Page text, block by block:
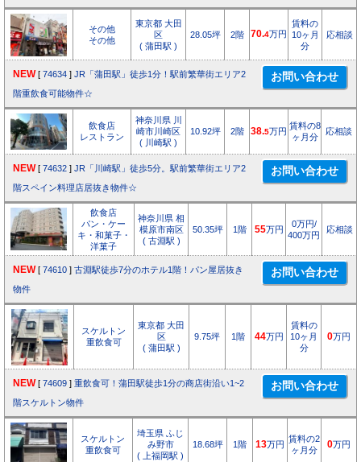
その他
その他
東京都 大田
区
( 蒲田駅 )
28.05坪 2階 70.4万円
賃料の
10ヶ月
分
応相談
NEW [ 74634 ] JR「蒲田駅」徒歩1分！駅前繁華街エリア2
階重飲食可能物件☆
飲食店
レストラン
神奈川県 川
崎市川崎区
( 川崎駅 )
10.92坪 2階 38.5万円
賃料の8
ヶ月分
応相談
NEW [ 74632 ] JR「川崎駅」徒歩5分。駅前繁華街エリア2
階スペイン料理店居抜き物件☆
飲食店
パン・ケー
キ・和菓子・
洋菓子
神奈川県 相
模原市南区
( 古淵駅 )
50.35坪 1階 55万円
0万円/
400万円
応相談
NEW [ 74610 ] 古淵駅徒歩7分のホテル1階！パン屋居抜き
物件
スケルトン
重飲食可
東京都 大田
区
( 蒲田駅 )
9.75坪 1階 44万円
賃料の
10ヶ月
分
0万円
NEW [ 74609 ] 重飲食可！蒲田駅徒歩1分の商店街沿い1~2
階スケルトン物件
スケルトン
重飲食可
埼玉県 ふじ
み野市
( 上福岡駅 )
18.68坪 1階 13万円
賃料の2
ヶ月分
0万円